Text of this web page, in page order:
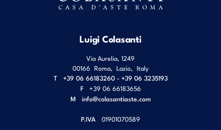
Luigi Colasanti
Via Aurelia, 1249
00166 Roma Lazio Italy
T
+39 06 66183260 - +39 06 3235193
F
+39 06 66183656
M info@colasantiaste.com
P.IVA 01901070589